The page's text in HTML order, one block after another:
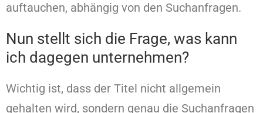
auftauchen, abhängig von den Suchanfragen.
Nun stellt sich die Frage, was kann
ich dagegen unternehmen?
Wichtig ist, dass der Titel nicht allgemein
gehalten wird, sondern genau die Suchanfragen